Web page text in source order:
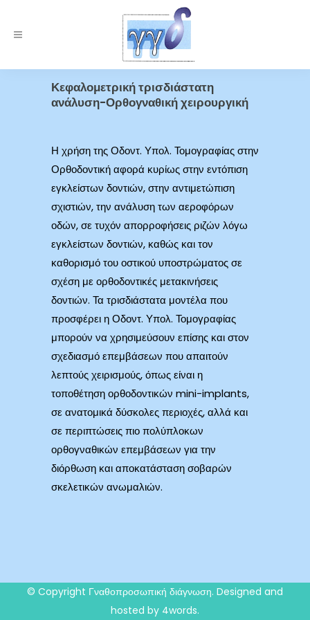
Κεφαλομετρική τρισδιάστατη
ανάλυση-Ορθογναθική χειρουργική
Η χρήση της Οδοντ. Υπολ. Τομογραφίας στην
Ορθοδοντική αφορά κυρίως στην εντόπιση
εγκλείστων δοντιών, στην αντιμετώπιση
σχιστιών, την ανάλυση των αεροφόρων
οδών, σε τυχόν απορροφήσεις ριζών λόγω
εγκλείστων δοντιών, καθώς και τον
καθορισμό του οστικού υποστρώματος σε
σχέση με ορθοδοντικές μετακινήσεις
δοντιών. Τα τρισδιάστατα μοντέλα που
προσφέρει η Οδοντ. Υπολ. Τομογραφίας
μπορούν να χρησιμεύσουν επίσης και στον
σχεδιασμό επεμβάσεων που απαιτούν
λεπτούς χειρισμούς, όπως είναι η
τοποθέτηση ορθοδοντικών mini-implants,
σε ανατομικά δύσκολες περιοχές, αλλά και
σε περιπτώσεις πιο πολύπλοκων
ορθογναθικών επεμβάσεων για την
διόρθωση και αποκατάσταση σοβαρών
σκελετικών ανωμαλιών.
© Copyright Γναθοπροσωπική διάγνωση. Designed and
hosted by 4words.